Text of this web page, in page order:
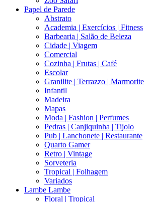
Papel de Parede
Abstrato
Academia | Exercícios | Fitness
Barbearia | Salão de Beleza
Cidade | Viagem
Comercial
Cozinha | Frutas | Café
Escolar
Granilite | Terrazzo | Marmorite
Infantil
Madeira
Mapas
Moda | Fashion | Perfumes
Pedras | Canjiquinha | Tijolo
Pub | Lanchonete | Restaurante
Quarto Gamer
Retro | Vintage
Sorveteria
Tropical | Folhagem
Variados
Lambe Lambe
Floral | Tropical